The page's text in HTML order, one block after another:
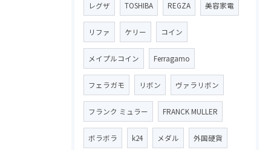
レグザ TOSHIBA REGZA 美容家電
リファ ケリー コイン
メイプルコイン Ferragamo
フェラガモ リボン ヴァラリボン
フランク ミュラー FRANCK MULLER
ボラボラ k24 メダル 外国硬貨